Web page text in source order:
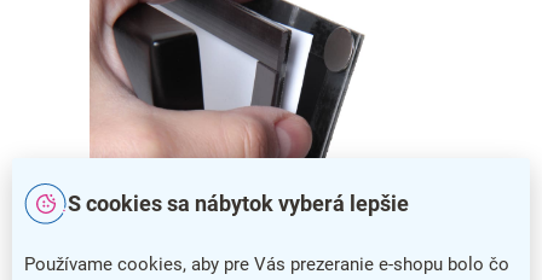
S cookies sa nábytok vyberá lepšie
Používame cookies, aby pre Vás prezeranie e-shopu bolo čo